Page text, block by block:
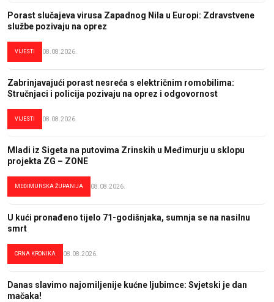
Porast slučajeva virusa Zapadnog Nila u Europi: Zdravstvene
službe pozivaju na oprez
VIJESTI 08.08.2026.
Zabrinjavajući porast nesreća s električnim romobilima:
Stručnjaci i policija pozivaju na oprez i odgovornost
VIJESTI 08.08.2026.
Mladi iz Sigeta na putovima Zrinskih u Međimurju u sklopu
projekta ZG – ZONE
MEĐIMURSKA ŽUPANIJA 08.08.2026.
U kući pronađeno tijelo 71-godišnjaka, sumnja se na nasilnu
smrt
CRNA KRONIKA 08.08.2026.
Danas slavimo najomiljenije kućne ljubimce: Svjetski je dan
mačaka!